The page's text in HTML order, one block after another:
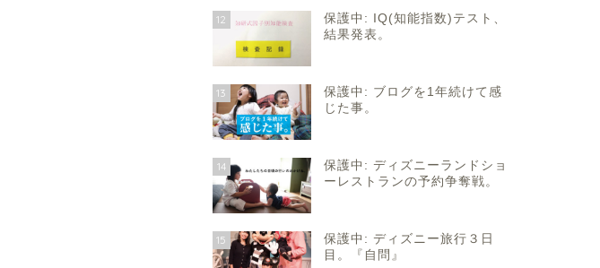
12
保護中: IQ(知能指数)テスト、
結果発表。
13
保護中: ブログを1年続けて感
じた事。
14
保護中: ディズニーランドショ
ーレストランの予約争奪戦。
15
保護中: ディズニー旅行３日
目。『自問』